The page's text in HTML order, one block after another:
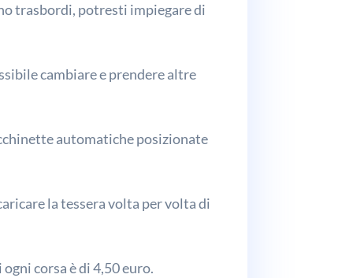
trasbordi, potresti impiegare di
cambiare e prendere altre
automatiche posizionate
la tessera volta per volta di
corsa è di 4,50 euro.